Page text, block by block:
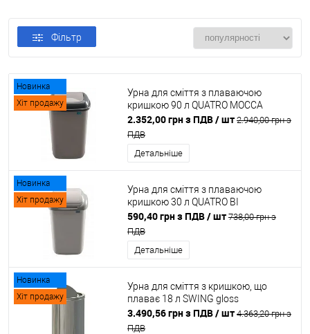
Фільтр
Новинка
Хіт продажу
Урна для сміття з плаваючою
кришкою 90 л QUATRO MOCCA
2.352,00 грн з ПДВ/ шт 2.940,00 грн з
ПДВ
Детальніше
Новинка
Хіт продажу
Урна для сміття з плаваючою
кришкою 30 л QUATRO BI
590,40 грн з ПДВ/ шт 738,00 грн з
ПДВ
Детальніше
Новинка
Хіт продажу
Урна для сміття з кришкою, що
плаває 18 л SWING gloss
3.490,56 грн з ПДВ/ шт 4.363,20 грн з
ПДВ